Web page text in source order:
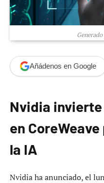
Añádenos en Google
Nvidia
en
la IA
Nvidia ha anunciado, el